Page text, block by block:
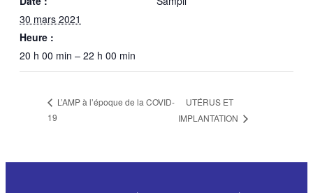
30 mars 2021
Heure :
20 h 00 min – 22 h 00 min
L’AMP à l’époque de la COVID-
19
UTÉRUS ET
IMPLANTATION